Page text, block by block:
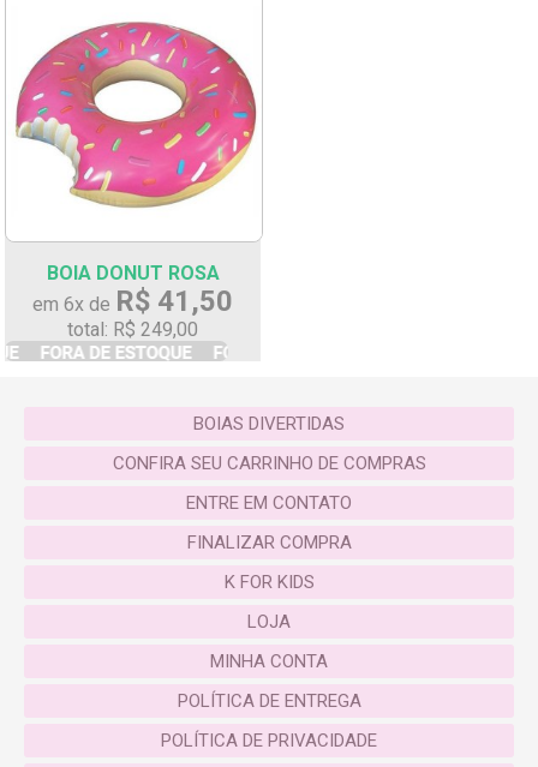
BOIA DONUT ROSA
em 6x de R$ 41,50
total: R$ 249,00
BOIAS DIVERTIDAS
CONFIRA SEU CARRINHO DE COMPRAS
ENTRE EM CONTATO
FINALIZAR COMPRA
K FOR KIDS
LOJA
MINHA CONTA
POLÍTICA DE ENTREGA
POLÍTICA DE PRIVACIDADE